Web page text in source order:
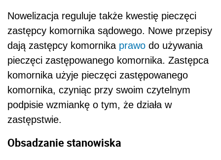
Nowelizacja reguluje także kwestię pieczęci
zastępcy komornika sądowego. Nowe przepisy
dają zastępcy komornika prawo do używania
pieczęci zastępowanego komornika. Zastępca
komornika użyje pieczęci zastępowanego
komornika, czyniąc przy swoim czytelnym
podpisie wzmiankę o tym, że działa w
zastępstwie.
Obsadzanie stanowiska